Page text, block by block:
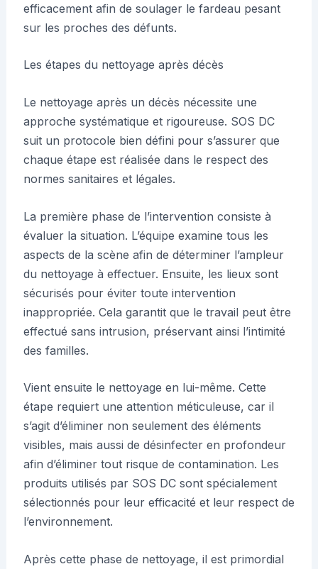
efficacement afin de soulager le fardeau pesant
sur les proches des défunts.
Les étapes du nettoyage après décès
Le nettoyage après un décès nécessite une
approche systématique et rigoureuse. SOS DC
suit un protocole bien défini pour s’assurer que
chaque étape est réalisée dans le respect des
normes sanitaires et légales.
La première phase de l’intervention consiste à
évaluer la situation. L’équipe examine tous les
aspects de la scène afin de déterminer l’ampleur
du nettoyage à effectuer. Ensuite, les lieux sont
sécurisés pour éviter toute intervention
inappropriée. Cela garantit que le travail peut être
effectué sans intrusion, préservant ainsi l’intimité
des familles.
Vient ensuite le nettoyage en lui-même. Cette
étape requiert une attention méticuleuse, car il
s’agit d’éliminer non seulement des éléments
visibles, mais aussi de désinfecter en profondeur
afin d’éliminer tout risque de contamination. Les
produits utilisés par SOS DC sont spécialement
sélectionnés pour leur efficacité et leur respect de
l’environnement.
Après cette phase de nettoyage, il est primordial